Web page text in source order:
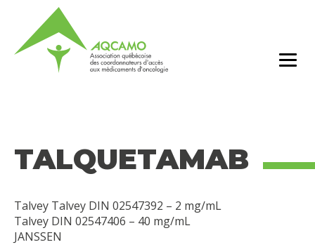
TALQUETAMAB
Talvey Talvey DIN 02547392 – 2 mg/mL
Talvey DIN 02547406 – 40 mg/mL
JANSSEN